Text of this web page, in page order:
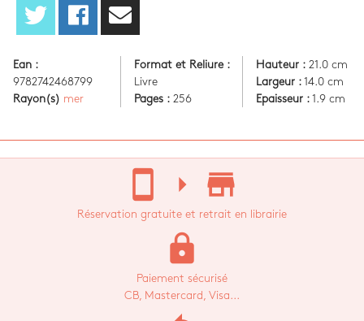
Ean :
9782742468799
Rayon(s) mer
Format et Reliure :
Livre
Pages : 256
Hauteur :21.0 cm
Largeur :14.0 cm
Epaisseur :1.9 cm
stay_current_portrait arrow_right store_mall_directory
Réservation gratuite et retrait en librairie
lock
Paiement sécurisé
CB, Mastercard, Visa...